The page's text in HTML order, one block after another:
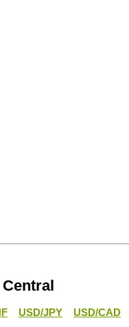
USD/JPY USD/CAD